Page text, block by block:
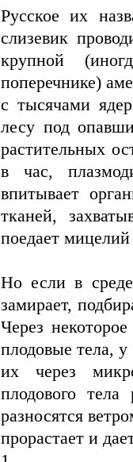
Русское их
слизевик
крупной
поперечнике)
с тысячами
лесу под
растительных
в час,
впитывает
тканей,
поедает мицелий
Но если в
замирает,
Через
плодовые тела,
их через
плодового
разносятся
прорастает и